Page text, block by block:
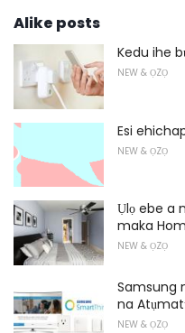
Alike posts
Kedu ihe
NEW & ỌZỌ
Esi
NEW & ỌZỌ
Ụlọ ebe a
maka
NEW & ỌZỌ
Samsung
na
NEW & ỌZỌ